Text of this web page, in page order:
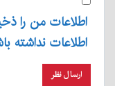
اطلاعات من را
اطلاعات نداشته